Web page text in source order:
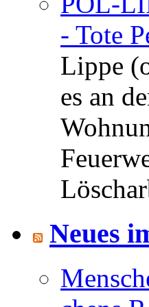
- Tote
Lippe
es an
Neues